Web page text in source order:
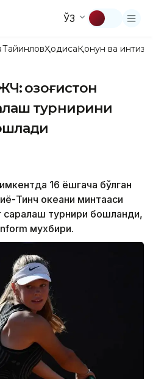
ЎЗ
ТайинловҲодисаҚонун ва
Қозоғистон
турнирини
16 ёшгача бўлган
Тинч океани минтақаси
саралаш турнири бошланди,
мухбири.